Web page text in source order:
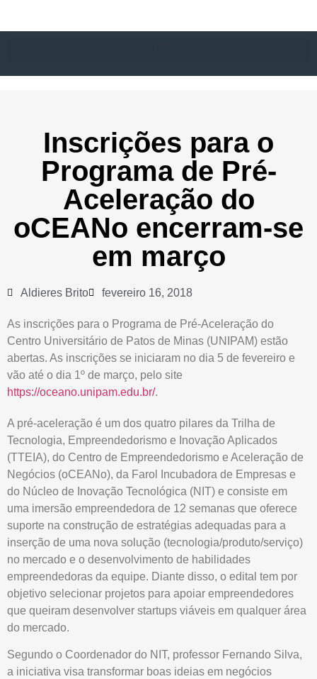
Inscrições para o
Programa de Pré-
Aceleração do
oCEANo encerram-se
em março
Aldieres Brito fevereiro 16, 2018
As inscrições para o Programa de Pré-Aceleração do
Centro Universitário de Patos de Minas (UNIPAM) estão
abertas. As inscrições se iniciaram no dia 5 de fevereiro e
vão até o dia 1º de março, pelo site
https://oceano.unipam.edu.br/.
A pré-aceleração é um dos quatro pilares da Trilha de
Tecnologia, Empreendedorismo e Inovação Aplicados
(TTEIA), do Centro de Empreendedorismo e Aceleração de
Negócios (oCEANo), da Farol Incubadora de Empresas e
do Núcleo de Inovação Tecnológica (NIT) e consiste em
uma imersão empreendedora de 12 semanas que oferece
suporte na construção de estratégias adequadas para a
inserção de uma nova solução (tecnologia/produto/serviço)
no mercado e o desenvolvimento de habilidades
empreendedoras da equipe. Diante disso, o edital tem por
objetivo selecionar projetos para apoiar empreendedores
que queiram desenvolver startups viáveis em qualquer área
do mercado.
Segundo o Coordenador do NIT, professor Fernando Silva,
a iniciativa visa transformar boas ideias em negócios